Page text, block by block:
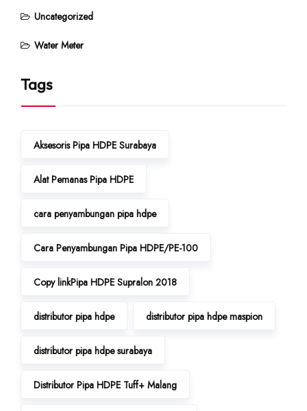
Uncategorized
Water Meter
Tags
Aksesoris Pipa HDPE Surabaya
Alat Pemanas Pipa HDPE
cara penyambungan pipa hdpe
Cara Penyambungan Pipa HDPE/PE-100
Copy linkPipa HDPE Supralon 2018
distributor pipa hdpe distributor pipa hdpe maspion
distributor pipa hdpe surabaya
Distributor Pipa HDPE Tuff+ Malang